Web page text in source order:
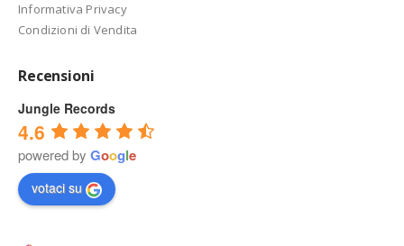
Informativa Privacy
Condizioni di Vendita
Recensioni
Jungle Records
4.6
powered by Google
votaci su